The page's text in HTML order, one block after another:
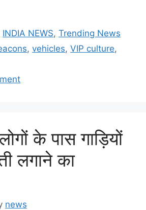
INDIA NEWS,Trending News
,vehicles,VIP culture,
के पास गाड़ियों
लगाने का
news